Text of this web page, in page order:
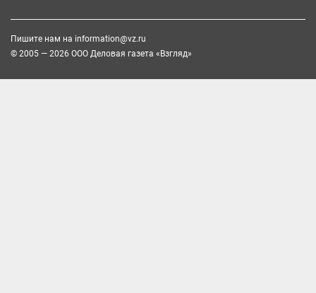
Пишите нам на information@vz.ru
© 2005 — 2026 ООО Деловая газета «Взгляд»